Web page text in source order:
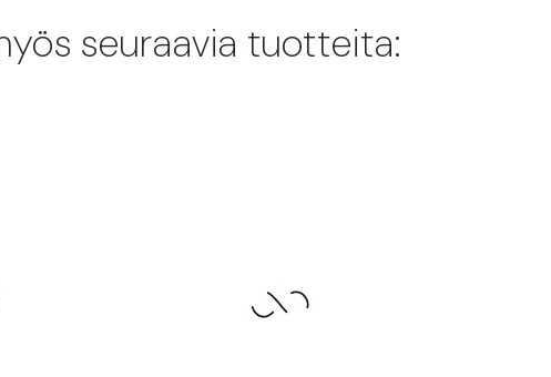
seuraavia tuotteita: